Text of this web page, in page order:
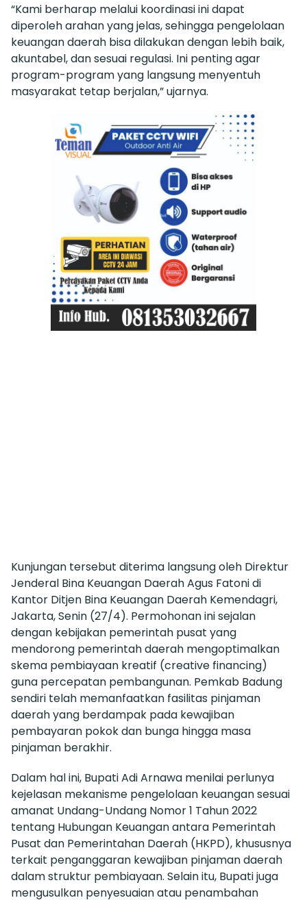
“Kami berharap melalui koordinasi ini dapat
diperoleh arahan yang jelas, sehingga pengelolaan
keuangan daerah bisa dilakukan dengan lebih baik,
akuntabel, dan sesuai regulasi. Ini penting agar
program-program yang langsung menyentuh
masyarakat tetap berjalan,” ujarnya.
Kunjungan tersebut diterima langsung oleh Direktur
Jenderal Bina Keuangan Daerah Agus Fatoni di
Kantor Ditjen Bina Keuangan Daerah Kemendagri,
Jakarta, Senin (27/4). Permohonan ini sejalan
dengan kebijakan pemerintah pusat yang
mendorong pemerintah daerah mengoptimalkan
skema pembiayaan kreatif (creative financing)
guna percepatan pembangunan. Pemkab Badung
sendiri telah memanfaatkan fasilitas pinjaman
daerah yang berdampak pada kewajiban
pembayaran pokok dan bunga hingga masa
pinjaman berakhir.
Dalam hal ini, Bupati Adi Arnawa menilai perlunya
kejelasan mekanisme pengelolaan keuangan sesuai
amanat Undang-Undang Nomor 1 Tahun 2022
tentang Hubungan Keuangan antara Pemerintah
Pusat dan Pemerintahan Daerah (HKPD), khususnya
terkait penganggaran kewajiban pinjaman daerah
dalam struktur pembiayaan. Selain itu, Bupati juga
mengusulkan penyesuaian atau penambahan